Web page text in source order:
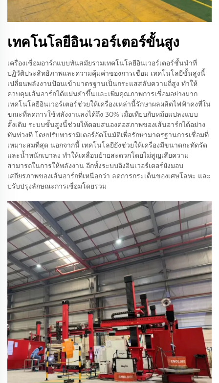
เทคโนโลยีอินเวอร์เตอร์ขั้นสูง
เครื่องเชื่อมอาร์กแบบทันสมัยรวมเทคโนโลยีอินเวอร์เตอร์ชั้นนำที่
ปฏิวัติประสิทธิภาพและความคุ้มค่าของการเชื่อม เทคโนโลยีขั้นสูงนี้
เปลี่ยนพลังงานป้อนเข้ามาตรฐานเป็นกระแสสลับความถี่สูง ทำให้
ควบคุมเส้นอาร์กได้แม่นยำขึ้นและเพิ่มคุณภาพการเชื่อมอย่างมาก
เทคโนโลยีอินเวอร์เตอร์ช่วยให้เครื่องเหล่านี้รักษาผลผลิตไฟฟ้าคงที่ใน
ขณะที่ลดการใช้พลังงานลงได้ถึง 30% เมื่อเทียบกับหม้อแปลงแบบ
ดั้งเดิม ระบบขั้นสูงนี้ช่วยให้ตอบสนองต่อสภาพของเส้นอาร์กได้อย่าง
ทันท่วงที โดยปรับพารามิเตอร์อัตโนมัติเพื่อรักษามาตรฐานการเชื่อมที่
เหมาะสมที่สุด นอกจากนี้ เทคโนโลยียังช่วยให้เครื่องมีขนาดกะทัดรัด
และน้ำหนักเบาลง ทำให้เคลื่อนย้ายสะดวกโดยไม่สูญเสียความ
สามารถในการให้พลังงาน อีกทั้งระบบอิงอินเวอร์เตอร์ยังมอบ
เสถียรภาพของเส้นอาร์กที่เหนือกว่า ลดการกระเด็นของเศษโลหะ และ
ปรับปรุงลักษณะการเชื่อมโดยรวม